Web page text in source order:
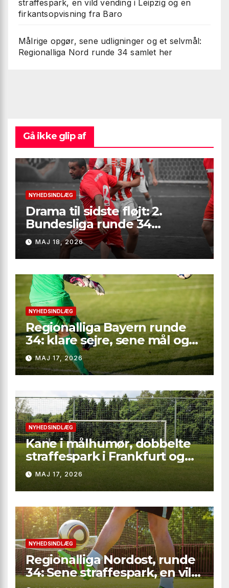
straffespark, en vild vending i Leipzig og en
firkantsopvisning fra Baro
Målrige opgør, sene udligninger og et selvmål:
Regionalliga Nord runde 34 samlet her
Gå ikke glip af
NYHEDSINDLÆG
Drama til sidste fløjt: 2.
Bundesliga runde 34
leverede seksmålsthriller,
målfest i Bielefeld og
afgørelser på marginalerne
MAJ 18, 2026
NYHEDSINDLÆG
Regionalliga Bayern runde
34: klare sejre, sene mål og
straffesparksafgørelser
MAJ 17, 2026
NYHEDSINDLÆG
Kane i målhumør, dobbelte
straffespark i Frankfurt og
rødt kort i Gladbach – hele
runde 34 fra Bundesliga
2025/26
MAJ 17, 2026
NYHEDSINDLÆG
Regionalliga Nordost, runde
34: Sene straffespark, en vild